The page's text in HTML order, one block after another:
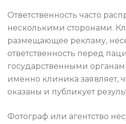
Ответственность часто
несколькими сторонами.
размещающее рекламу,
ответственность перед
государственными
именно клиника заявляет,
оказаны и публикует
Фотограф или агентство